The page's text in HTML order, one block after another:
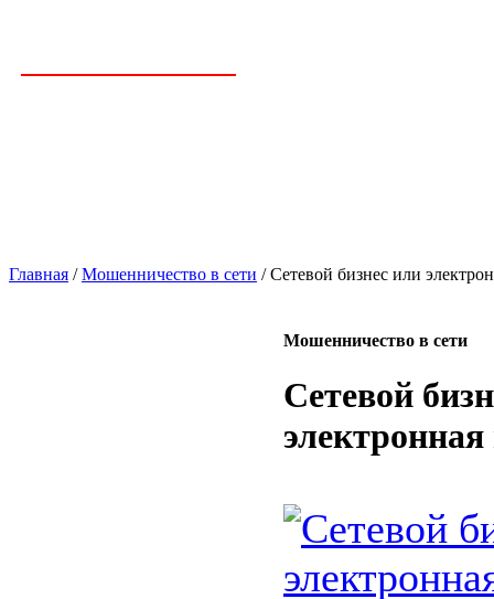
Главная /Мошенничество в сети / Сетевой бизнес или
Мошенничество в сети
Сетевой